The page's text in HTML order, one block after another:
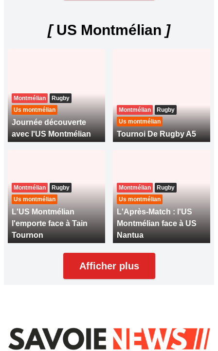
[US Montmélian ]
Montmélian
Rugby
Us montmélian
Journée découverte
avec l'US Montmélian
Montmélian
Rugby
Us montmélian
Tournoi De Rugby A5
Montmélian
Rugby
Us montmélian
L'US Montmélian
l'emporte face à Tain
Tournon
Montmélian
Rugby
Us montmélian
L'Après-Match : l'US
Montmélian face à US
Nantua
Afficher plus